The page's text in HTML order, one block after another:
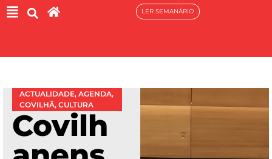
LER SEMANÁRIO
ACTUALIDADE, AGENDA,
COVILHÃ, CULTURA
Covilh